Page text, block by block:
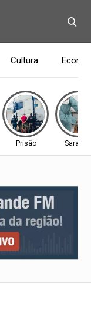
Cultura
Prisão